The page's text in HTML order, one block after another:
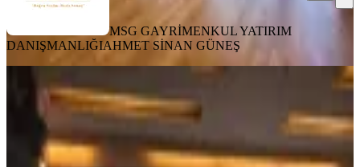
MSG GAYRİMENKUL YATIRIM
DANIŞMANLIĞIAHMET SİNAN GÜNEŞ
Sarıyer Boğaz Manzaralı Satılık 2+1
Yol Yalı Dairesi
İstanbul, Sarıyer